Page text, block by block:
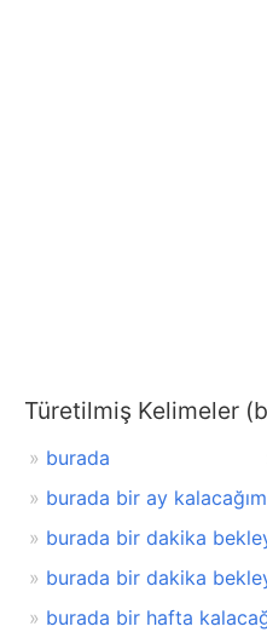
Türetilmiş Kelimeler
burada
burada bir ay
burada bir dakika
burada bir dakika
burada bir hafta